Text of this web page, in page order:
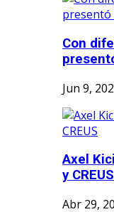
Con
Jun 9,
Axel
y CREUS
Abr 29,